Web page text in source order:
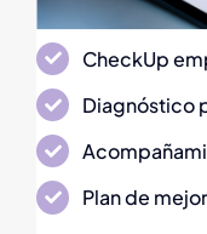
CheckUp
Diagnóstico
Plan de